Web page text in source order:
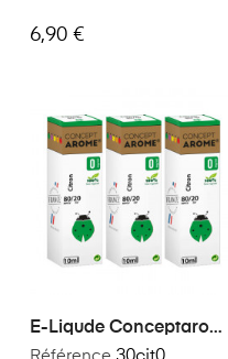
6,90 €
E-Liqude Conceptarome
Citron 30 Ml